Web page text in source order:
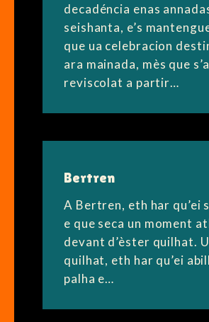
decadéncia enas
seishanta, e’s
que ua celebracion
ara mainada, mès que s’a
reviscolat a partir…
Bertren
A Bertren, eth har qu’ei
e que seca un moment
devant d’èster quilhat.
quilhat, eth har qu’ei
palha e…